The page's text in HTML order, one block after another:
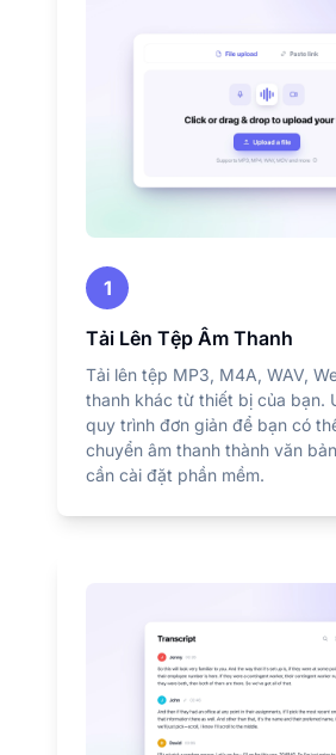
1
Tải Lên Tệp Âm Thanh
Tải lên tệp MP3, M4A, WAV,
thanh khác từ thiết bị của bạn.
quy trình đơn giản để bạn có
chuyển âm thanh thành văn
cần cài đặt phần mềm.